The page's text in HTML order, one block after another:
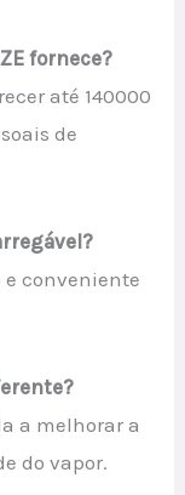
fornece?
até 140000
de
conveniente
a melhorar a
do vapor.